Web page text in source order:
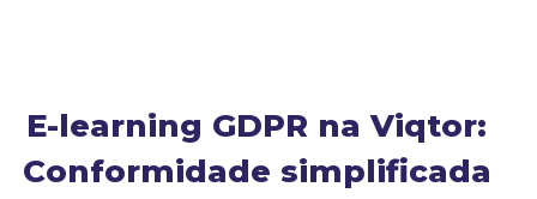
E-learning GDPR na Viqtor:
Conformidade simplificada